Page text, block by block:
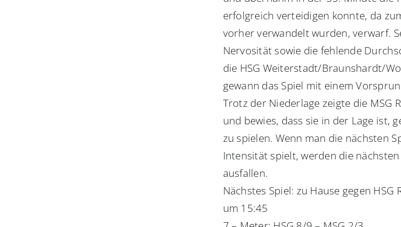
erfolgreich verteidigen konnte, da
vorher verwandelt wurden, verwarf.
Nervosität sowie die fehlende
die HSG Weiterstadt/Braunshardt/
gewann das Spiel mit einem
Trotz der Niederlage zeigte die MSG
und bewies, dass sie in der Lage ist,
zu spielen. Wenn man die nächsten
Intensität spielt, werden die
ausfallen.
Nächstes Spiel: zu Hause gegen
um 15:45